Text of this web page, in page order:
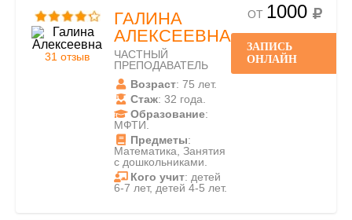
31 отзыв
ГАЛИНА
АЛЕКСЕЕВНА
ЧАСТНЫЙ
ПРЕПОДАВАТЕЛЬ
Возраст: 75 лет.
Стаж: 32 года.
Образование:
МФТИ.
Предметы:
Математика, Занятия
с дошкольниками.
Кого учит: детей
6-7 лет, детей 4-5 лет.
ОТ 1000
ЗАПИСЬ
ОНЛАЙН